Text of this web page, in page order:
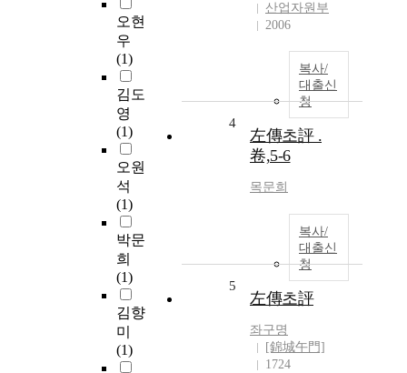
오현
우
(1)
김도
영
(1)
오원
석
(1)
박문
희
(1)
김향
미
(1)
산업자원부
2006
복사/
대출신
청
4
左傳초評 .
卷,5-6
목문희
복사/
대출신
청
5
左傳초評
좌구명
[錦城午門]
1724